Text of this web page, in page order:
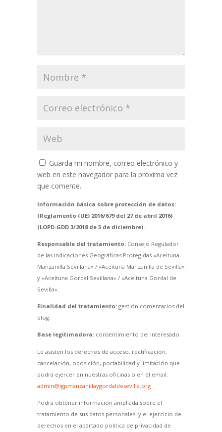
Guarda mi nombre, correo electrónico y
web en este navegador para la próxima vez
que comente.
Información básica sobre protección de datos:
(Reglamento (UE) 2016/679 del 27 de abril 2016)
(LOPD-GDD 3/2018 de 5 de diciembre).
Responsable del tratamiento:Consejo Regulador
de las Indicaciones Geográficas Protegidas «Aceituna
Manzanilla Sevillana» / «Aceituna Manzanilla de Sevilla»
y «Aceituna Gordal Sevillana» / «Aceituna Gordal de
Sevilla».
Finalidad del tratamiento:gestión comentarios del
blog.
Base legitimadora:consentimiento del interesado.
Le asisten los derechos de acceso, rectificación,
cancelación, oposición, portabilidad y limitación que
podrá ejercer en nuestras oficinas o en el email:
admin@igpmanzanillaygordaldesevilla.org
Podrá obtener información ampliada sobre el
tratamiento de sus datos personales y el ejercicio de
derechos en el apartado política de privacidad de